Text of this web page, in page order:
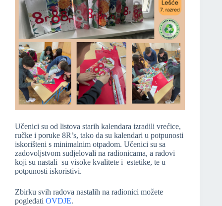
Učenici su od listova starih kalendara izradili vrećice,
ručke i poruke 8R’s, tako da su kalendari u potpunosti
iskorišteni s minimalnim otpadom. Učenici su sa
zadovoljstvom sudjelovali na radionicama, a radovi
koji su nastali su visoke kvalitete i estetike, te u
potpunosti iskoristivi.
Zbirku svih radova nastalih na radionici možete
pogledati OVDJE.